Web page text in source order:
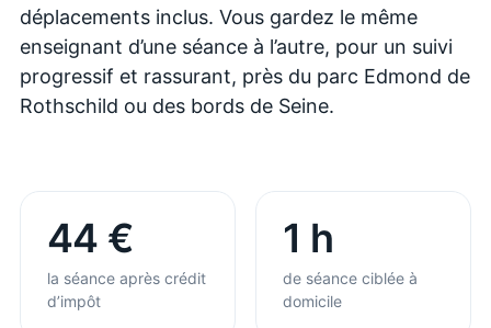
déplacements inclus. Vous gardez le même
enseignant d’une séance à l’autre, pour un suivi
progressif et rassurant, près du parc Edmond de
Rothschild ou des bords de Seine.
44 €
la séance après crédit
d’impôt
1 h
de séance ciblée à
domicile